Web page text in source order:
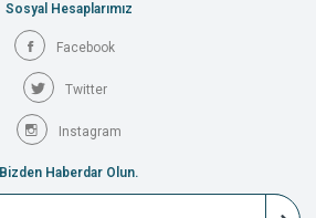
Sosyal Hesaplarımız
Facebook
Twitter
Instagram
Bizden Haberdar Olun.